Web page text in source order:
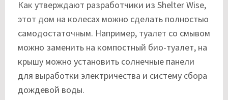
Как утверждают разработчики из Shelter Wise,
этот дом на колесах можно сделать полностью
самодостаточным. Например, туалет со смывом
можно заменить на компостный био-туалет, на
крышу можно установить солнечные панели
для выработки электричества и систему сбора
дождевой воды.